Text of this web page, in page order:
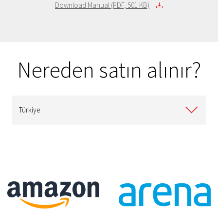
Download Manual (PDF, 501 KB)
Nereden satın alınır?
Türkiye